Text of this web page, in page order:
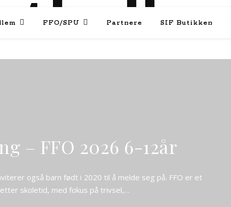
IF Fotball
FFO/SPU Partnere SIF Butikken
– FFO 2026 6-12år
også barn født i 2020 til å melde seg på. FFO er et
skoletid, med fokus på trivsel,…